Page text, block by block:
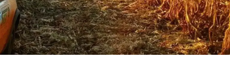
ganho de 0,51 centavo ou 0,75%.
O postSoja: veja como ficaram as cotações no
fechamento de hojeapareceu primeiro emCanal Rural.
operacionais provocadas pelas chuvas, enquanto parte
das áreas mais avançadas já inicia fases reprodutivas e de
floração.
Fonte:Estadão Conteúdo